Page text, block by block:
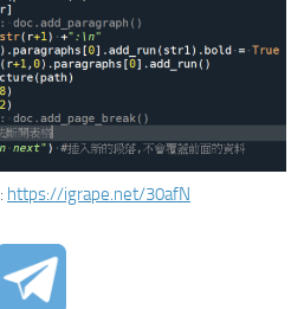
: https://igrape.net/30afN